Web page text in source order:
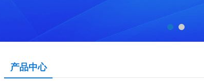
产品中心